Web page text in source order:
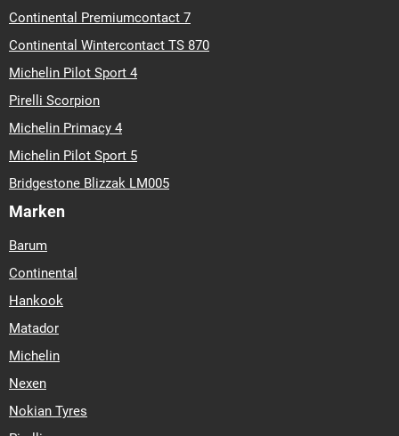
Continental Premiumcontact 7
Continental Wintercontact TS 870
Michelin Pilot Sport 4
Pirelli Scorpion
Michelin Primacy 4
Michelin Pilot Sport 5
Bridgestone Blizzak LM005
Marken
Barum
Continental
Hankook
Matador
Michelin
Nexen
Nokian Tyres